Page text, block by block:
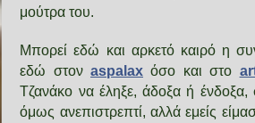
μούτρα του.
Μπορεί εδώ και αρκετό καιρό η
εδώ στονaspalax όσο και στο
Τζανάκο να έληξε, άδοξα ή
όμως ανεπιστρεπτί, αλλά εμείς